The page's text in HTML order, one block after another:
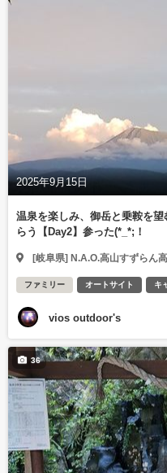
2025年9月15日
温泉を楽しみ、御岳と乗鞍を
らう【Day2】参った(*_*;！
[岐阜県] N.A.O.高山すずらん
ファミリー オートサイト キ
vios outdoor's
36